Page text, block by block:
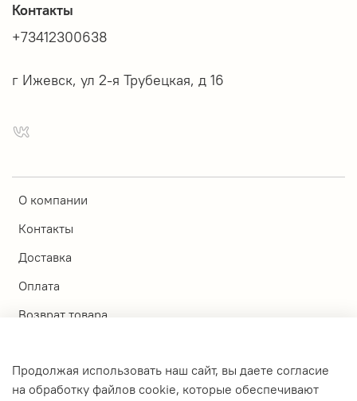
О компании
Контакты
Доставка
Оплата
Возврат товара
Личный кабинет
Контакты
+73412300638
г Ижевск, ул 2-я Трубецкая, д 16
Продолжая использовать наш сайт, вы даете согласие
на обработку файлов cookie, которые обеспечивают